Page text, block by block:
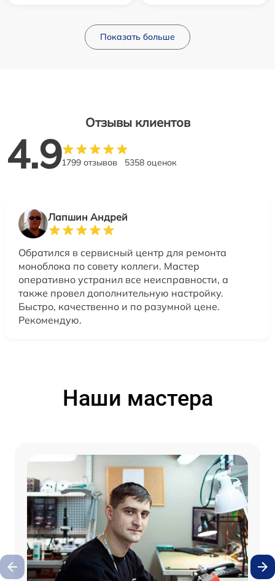
Показать больше
Отзывы клиентов
4.91799 отзывов 5358 оценок
Лапшин Андрей
Обратился в сервисный центр для ремонта
моноблока по совету коллеги. Мастер
оперативно устранил все неисправности, а
также провел дополнительную настройку.
Быстро, качественно и по разумной цене.
Рекомендую.
Наши мастера